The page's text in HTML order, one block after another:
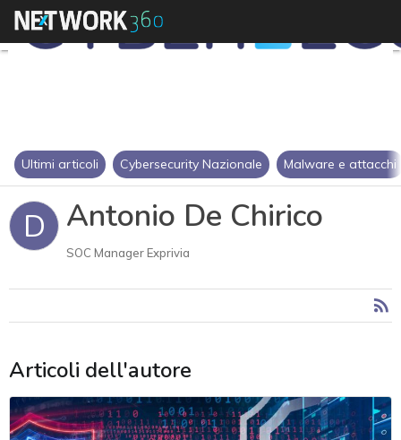
Ultimi articoli Cybersecurity Nazionale Malware e attacchi
D Antonio De Chirico
SOC Manager Exprivia
Articoli dell'autore